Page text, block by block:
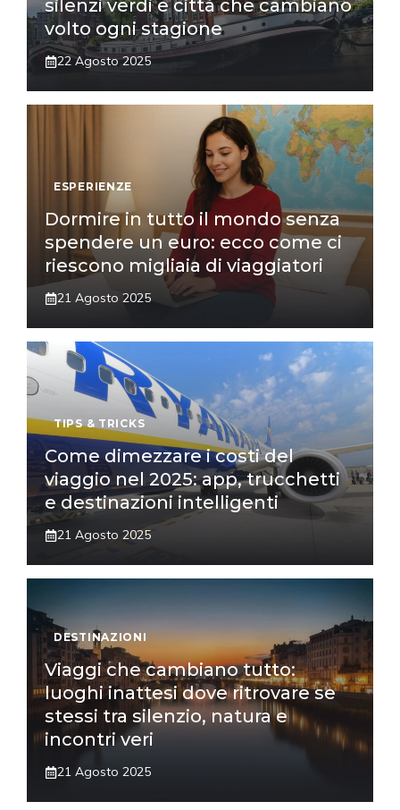
silenzi verdi e città che cambiano
volto ogni stagione
22 Agosto 2025
ESPERIENZE
Dormire in tutto il mondo senza
spendere un euro: ecco come ci
riescono migliaia di viaggiatori
21 Agosto 2025
TIPS & TRICKS
Come dimezzare i costi del
viaggio nel 2025: app, trucchetti
e destinazioni intelligenti
21 Agosto 2025
DESTINAZIONI
Viaggi che cambiano tutto:
luoghi inattesi dove ritrovare se
stessi tra silenzio, natura e
incontri veri
21 Agosto 2025